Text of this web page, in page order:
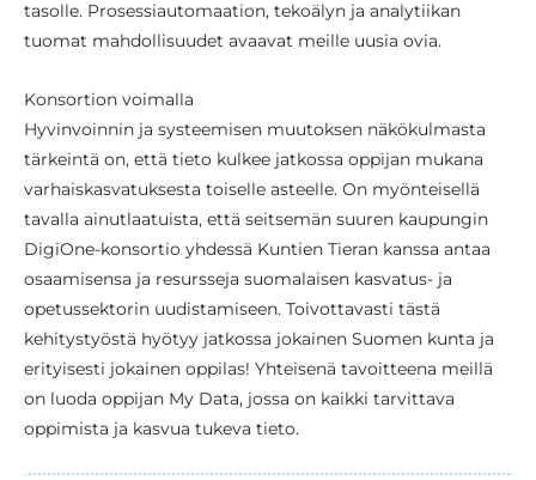
tasolle. Prosessiautomaation, tekoälyn ja analytiikan
tuomat mahdollisuudet avaavat meille uusia ovia.
Konsortion voimalla
Hyvinvoinnin ja systeemisen muutoksen näkökulmasta
tärkeintä on, että tieto kulkee jatkossa oppijan mukana
varhaiskasvatuksesta toiselle asteelle. On myönteisellä
tavalla ainutlaatuista, että seitsemän suuren kaupungin
DigiOne-konsortio yhdessä Kuntien Tieran kanssa antaa
osaamisensa ja resursseja suomalaisen kasvatus- ja
opetussektorin uudistamiseen. Toivottavasti tästä
kehitystyöstä hyötyy jatkossa jokainen Suomen kunta ja
erityisesti jokainen oppilas! Yhteisenä tavoitteena meillä
on luoda oppijan My Data, jossa on kaikki tarvittava
oppimista ja kasvua tukeva tieto.